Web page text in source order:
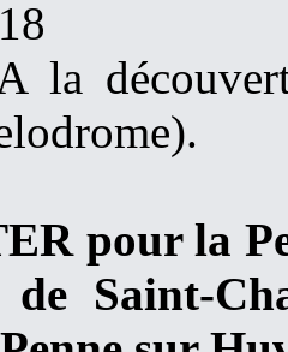
la
pour la
de Saint-